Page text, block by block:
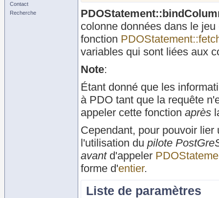
Contact
Recherche
colonne données dans le
fonction
variables qui sont liées aux
Note:
Étant donné que les
à PDO tant que la requête
appeler cette fonction après
Cependant, pour pouvoir
l'utilisation du pilote
avantd'appeler
forme d'entier.
Liste de paramètres